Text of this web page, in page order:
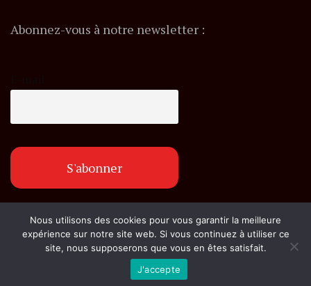
Abonnez-vous à notre newsletter :
© Copyright flashexpress.fr. Tous droits réservés.
Nous utilisons des cookies pour vous garantir la meilleure
expérience sur notre site web. Si vous continuez à utiliser ce
site, nous supposerons que vous en êtes satisfait.
J'accepte